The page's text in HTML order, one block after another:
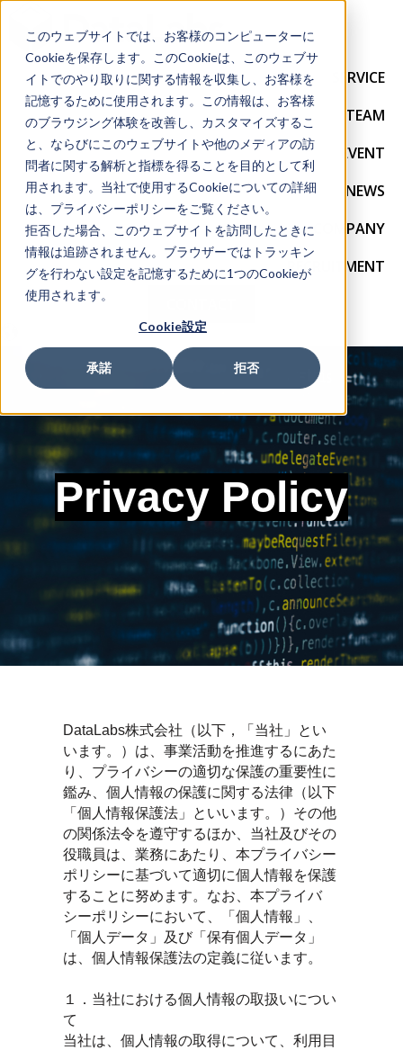
このウェブサイトでは、お客様のコンピューターに
Cookieを保存します。このCookieは、このウェブサ
イトでのやり取りに関する情報を収集し、お客様を
記憶するために使用されます。この情報は、お客様
のブラウジング体験を改善し、カスタマイズするこ
と、ならびにこのウェブサイトや他のメディアの訪
問者に関する解析と指標を得ることを目的として利
用されます。当社で使用するCookieについての詳細
は、プライバシーポリシーをご覧ください。
拒否した場合、このウェブサイトを訪問したときに
情報は追跡されません。ブラウザーではトラッキン
グを行わない設定を記憶するために1つのCookieが
使用されます。
Cookie設定
承諾 拒否
SERVICE
TEAM
EVENT
NEWS
COMPANY
RECRUITMENT
Privacy Policy
DataLabs株式会社（以下，「当社」とい
います。）は、事業活動を推進するにあた
り、プライバシーの適切な保護の重要性に
鑑み、個人情報の保護に関する法律（以下
「個人情報保護法」といいます。）その他
の関係法令を遵守するほか、当社及びその
役職員は、業務にあたり、本プライバシー
ポリシーに基づいて適切に個人情報を保護
することに努めます。なお、本プライバ
シーポリシーにおいて、「個人情報」、
「個人データ」及び「保有個人データ」
は、個人情報保護法の定義に従います。
１．当社における個人情報の取扱いについ
て
当社は、個人情報の取得について、利用目